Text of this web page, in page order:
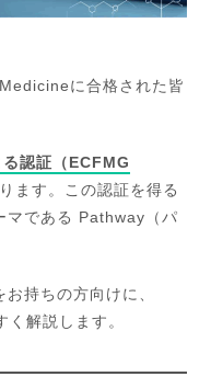
に合格された皆
認証（ECFMG
ます。この認証を得る
マである Pathway（パ
持ちの方向けに、
解説します。